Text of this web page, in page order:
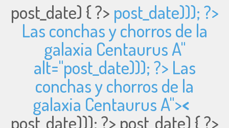
post_date) { ?> post_date))); ?>
Las conchas y chorros de la
galaxia Centaurus A"
alt="post_date))); ?> Las
conchas y chorros de la
galaxia Centaurus A"><
post_date))); ?> post_date) { ?>